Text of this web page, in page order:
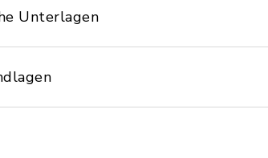
Unterlagen